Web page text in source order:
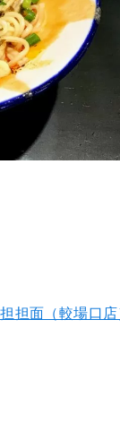
担面（較場口